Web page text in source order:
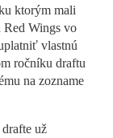
ktorým mali
Red Wings vo
vlastnú
ročníku draftu
na zozname
už